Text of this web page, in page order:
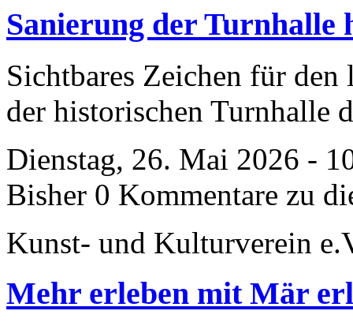
Sanierung der Turnhalle
Sichtbares Zeichen für
der historischen Turnhalle
Dienstag, 26. Mai 2026 -
Bisher 0 Kommentare zu
Kunst- und Kulturverein
Mehr erleben mit Mär